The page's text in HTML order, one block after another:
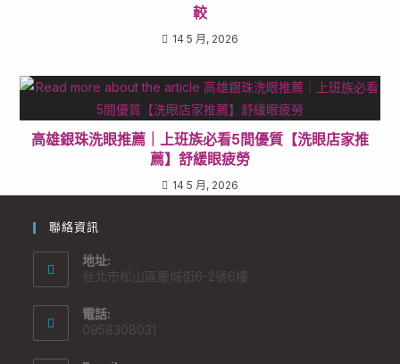
較
14 5 月, 2026
高雄銀珠洗眼推薦｜上班族必看5間優質【洗眼店家推
薦】舒緩眼疲勞
14 5 月, 2026
聯絡資訊
地址:
台北市松山區慶城街6-2號6樓
電話:
0958308031